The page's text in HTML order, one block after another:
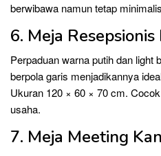
berwibawa namun tetap
6. Meja
Perpaduan warna putih dan light
berpola garis menjadikannya
Ukuran 120 × 60 × 70 cm.
usaha.
7. Meja Meeting